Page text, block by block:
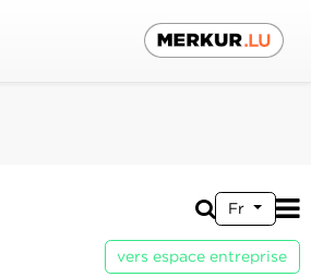
Fr
vers espace entreprise